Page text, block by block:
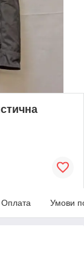
Оплата Умови